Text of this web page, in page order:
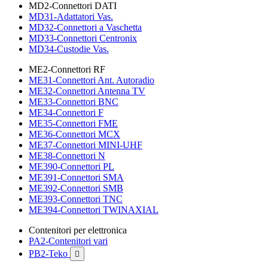
MD2-Connettori DATI
MD31-Adattatori Vas.
MD32-Connettori a Vaschetta
MD33-Connettori Centronix
MD34-Custodie Vas.
ME2-Connettori RF
ME31-Connettori Ant. Autoradio
ME32-Connettori Antenna TV
ME33-Connettori BNC
ME34-Connettori F
ME35-Connettori FME
ME36-Connettori MCX
ME37-Connettori MINI-UHF
ME38-Connettori N
ME390-Connettori PL
ME391-Connettori SMA
ME392-Connettori SMB
ME393-Connettori TNC
ME394-Connettori TWINAXIAL
Contenitori per elettronica
PA2-Contenitori vari
PB2-Teko
